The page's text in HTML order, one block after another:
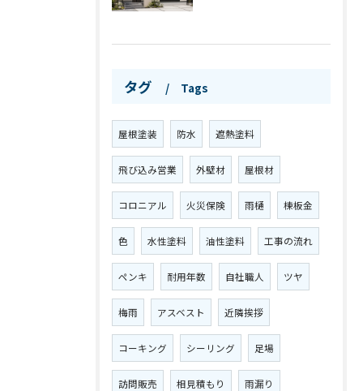
タグ Tags
屋根塗装 防水 遮熱塗料
飛び込み営業 外壁材 屋根材
コロニアル 火災保険 雨樋 棟板金
色 水性塗料 油性塗料 工事の流れ
ペンキ 耐用年数 自社職人 ツヤ
梅雨 アスベスト 近隣挨拶
コーキング シーリング 足場
訪問販売 相見積もり 雨漏り